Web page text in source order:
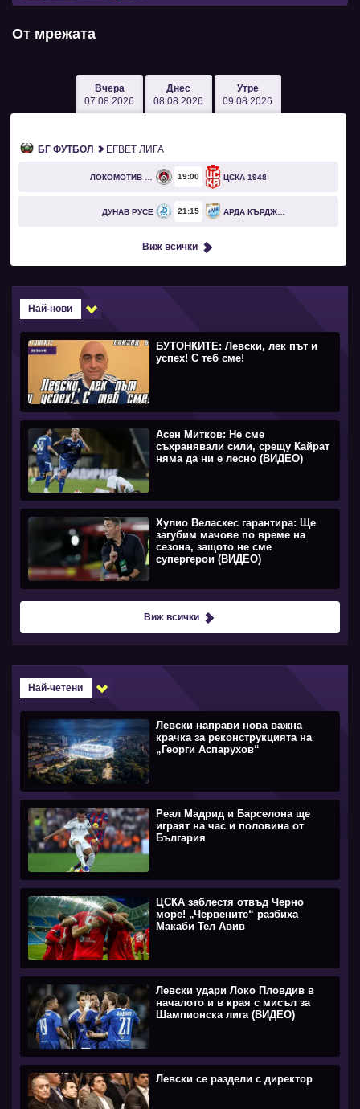
От мрежата
Вчера
07.08.2026
Днес
08.08.2026
Утре
09.08.2026
БГ ФУТБОЛ EFBET ЛИГА
19 00 ЦСКА 1948
ДУНАВ РУСЕ 21 15 АРДА КЪРДЖАЛИ
Виж всички
Най-нови
БУТОНКИТЕ: Левски, лек път и
успех! С теб сме!
Асен Митков: Не сме
съхранявали сили, срещу Кайрат
няма да ни е лесно (ВИДЕО)
Хулио Веласкес гарантира: Ще
загубим мачове по време на
сезона, защото не сме
супергерои (ВИДЕО)
Виж всички
Най-четени
Левски направи нова важна
крачка за реконструкцията на
„Георги Аспарухов“
Реал Мадрид и Барселона ще
играят на час и половина от
България
ЦСКА заблестя отвъд Черно
море! „Червените“ разбиха
Макаби Тел Авив
Левски удари Локо Пловдив в
началото и в края с мисъл за
Шампионска лига (ВИДЕО)
Левски се раздели с директор